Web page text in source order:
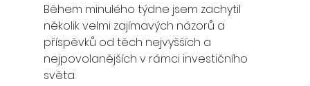
Během minulého týdne jsem zachytil
několik velmi zajímavých názorů a
příspěvků od těch nejvyšších a
nejpovolanějších v rámci investičního
světa.